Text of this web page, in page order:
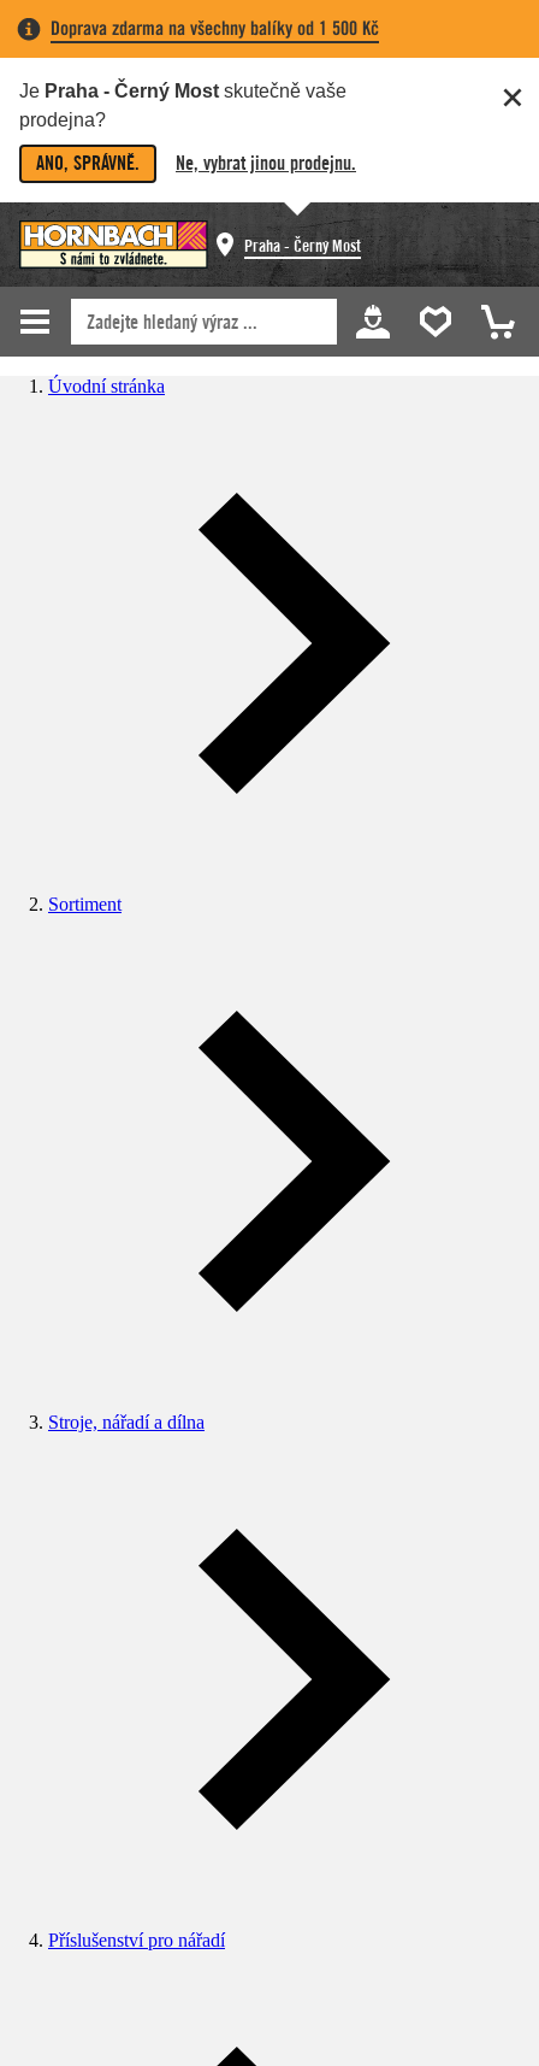
Doprava zdarma na všechny balíky od 1 500 Kč
Je Praha - Černý Most skutečně vaše
prodejna?
ANO, SPRÁVNĚ. Ne, vybrat jinou prodejnu.
Praha - Černý Most
Úvodní stránka
Sortiment
Stroje, nářadí a dílna
Příslušenství pro nářadí